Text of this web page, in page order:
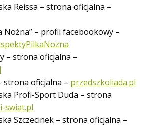
Reissa – strona oficjalna –
Nożna” – profil facebookowy –
– strona oficjalna –
strona oficjalna – przedszkoliada.pl
Profi-Sport Duda – strona
swiat.pl
Szczecinek – strona oficjalna –